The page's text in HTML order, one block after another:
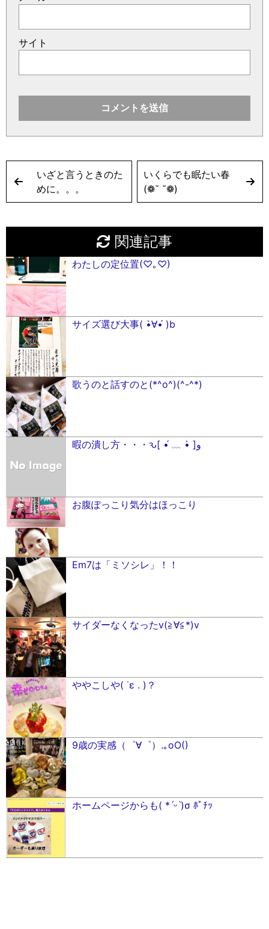
サイト
いざと言うときのた
めに。。。
いくらでも眠たい春
(❁˘ ˘❁)
関連記事
わたしの定位置(♡︎｡♡︎)
サイズ選び大事( •̀∀•́ )b
歌うのと話すのと(*^o^)(^-^*)
暇の潰し方・・・ԅ[ •́ ﹏ •̀ ]و
お腹ぽっこり気分はほっこり
Em7は「ミソシレ」！！
サイダーなくなったv(≧︎∀︎≦︎*)v
ややこしや( ˙ε . )？
9歳の実感（゜∀゜）.｡oO()
ホームページからも( *ˊᵕˋ)σ ﾎﾟﾁｯ